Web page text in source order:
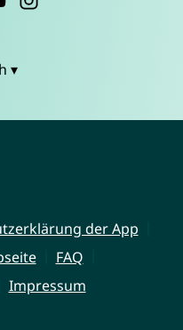
▾
der App
FAQ
Impressum